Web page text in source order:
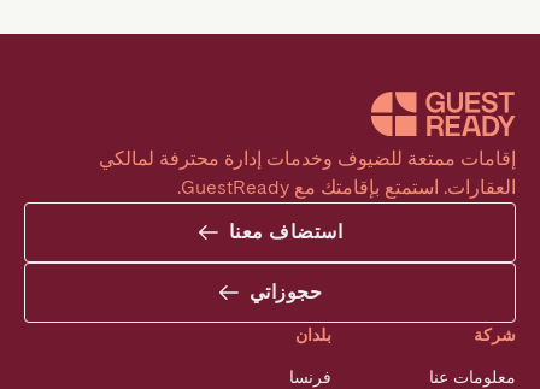
العقارات. استمتع بإقامتك مع GuestReady.
استضاف معنا
حجوزاتي
شركة
معلومات عنا
بلدان
فرنسا